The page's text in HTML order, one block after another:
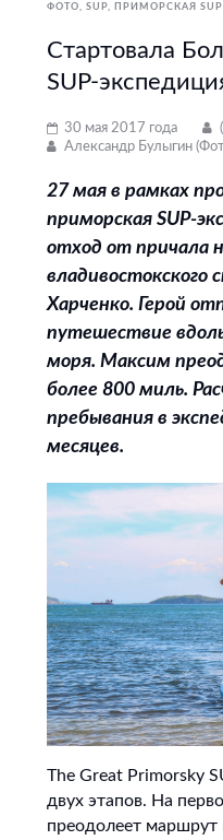
ФОТО SUP ПРИМОРСКАЯ
Стартовала
SUP-
30 мая 2017 года
Александр Булыгин
27 мая в рамках
приморская SUP-
отход от причала
владивостокского
Харченко. Герой
путешествие
моря. Максим
более 800 миль.
пребывания в
месяцев.
The Great Primorsky
двух этапов. На
преодолеет